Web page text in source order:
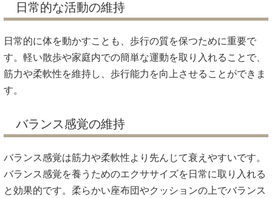
日常的な活動の維持
日常的に体を動かすことも、歩行の質を保つために重要で
す。軽い散歩や家庭内での簡単な運動を取り入れることで、
筋力や柔軟性を維持し、歩行能力を向上させることができま
す。
バランス感覚の維持
バランス感覚は筋力や柔軟性より先んじて衰えやすいです。
バランス感覚を養うためのエクササイズを日常に取り入れる
と効果的です。柔らかい座布団やクッションの上でバランス